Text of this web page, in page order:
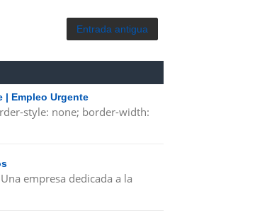
Entrada antigua
| Empleo Urgente
style: none; border-width:
empresa dedicada a la